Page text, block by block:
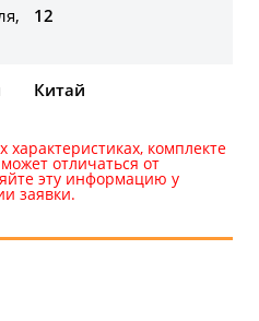
12
Китай
комплекте
отличаться от
эту информацию у
заявки.